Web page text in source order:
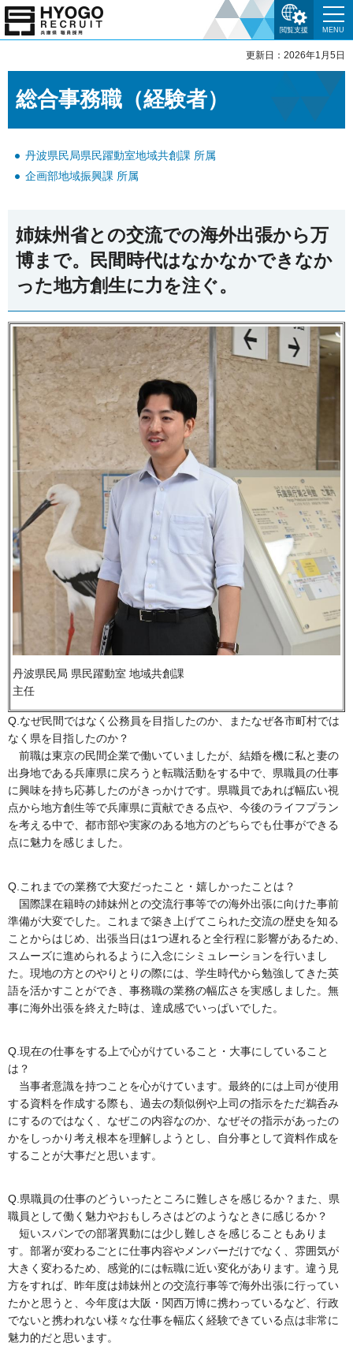
閲覧支援 MENU
更新日：2026年1月5日
総合事務職（経験者）
丹波県民局県民躍動室地域共創課 所属
企画部地域振興課 所属
姉妹州省との交流での海外出張から万
博まで。民間時代はなかなかできなか
った地方創生に力を注ぐ。
丹波県民局 県民躍動室 地域共創課
主任
Q.なぜ民間ではなく公務員を目指したのか、またなぜ各市町村では
なく県を目指したのか？
前職は東京の民間企業で働いていましたが、結婚を機に私と妻の
出身地である兵庫県に戻ろうと転職活動をする中で、県職員の仕事
に興味を持ち応募したのがきっかけです。県職員であれば幅広い視
点から地方創生等で兵庫県に貢献できる点や、今後のライフプラン
を考える中で、都市部や実家のある地方のどちらでも仕事ができる
点に魅力を感じました。
Q.これまでの業務で大変だったこと・嬉しかったことは？
国際課在籍時の姉妹州との交流行事等での海外出張に向けた事前
準備が大変でした。これまで築き上げてこられた交流の歴史を知る
ことからはじめ、出張当日は1つ遅れると全行程に影響があるため、
スムーズに進められるように入念にシミュレーションを行いまし
た。現地の方とのやりとりの際には、学生時代から勉強してきた英
語を活かすことができ、事務職の業務の幅広さを実感しました。無
事に海外出張を終えた時は、達成感でいっぱいでした。
Q.現在の仕事をする上で心がけていること・大事にしていること
は？
当事者意識を持つことを心がけています。最終的には上司が使用
する資料を作成する際も、過去の類似例や上司の指示をただ鵜呑み
にするのではなく、なぜこの内容なのか、なぜその指示があったの
かをしっかり考え根本を理解しようとし、自分事として資料作成を
することが大事だと思います。
Q.県職員の仕事のどういったところに難しさを感じるか？また、県
職員として働く魅力やおもしろさはどのようなときに感じるか？
短いスパンでの部署異動には少し難しさを感じることもありま
す。部署が変わるごとに仕事内容やメンバーだけでなく、雰囲気が
大きく変わるため、感覚的には転職に近い変化があります。違う見
方をすれば、昨年度は姉妹州との交流行事等で海外出張に行ってい
たかと思うと、今年度は大阪・関西万博に携わっているなど、行政
でないと携われない様々な仕事を幅広く経験できている点は非常に
魅力的だと思います。